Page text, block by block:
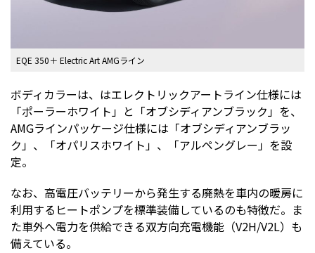
EQE 350＋ Electric Art AMGライン
ボディカラーは、はエレクトリックアートライン仕様には
「ポーラーホワイト」と「オブシディアンブラック」を、
AMGラインパッケージ仕様には「オブシディアンブラッ
ク」、「オパリスホワイト」、「アルペングレー」を設
定。
なお、高電圧バッテリーから発生する廃熱を車内の暖房に
利用するヒートポンプを標準装備しているのも特徴だ。ま
た車外へ電力を供給できる双方向充電機能（V2H/V2L）も
備えている。